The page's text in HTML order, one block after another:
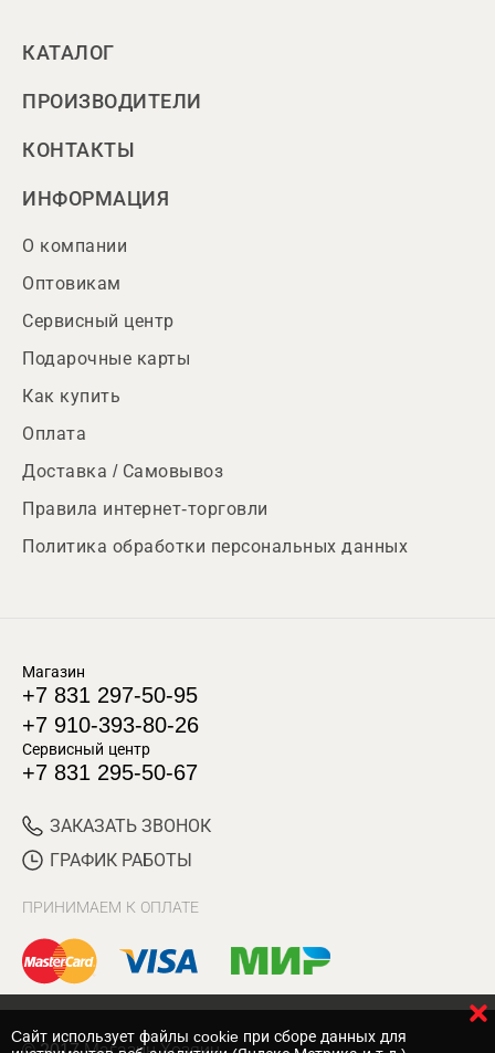
КАТАЛОГ
ПРОИЗВОДИТЕЛИ
КОНТАКТЫ
ИНФОРМАЦИЯ
О компании
Оптовикам
Сервисный центр
Подарочные карты
Как купить
Оплата
Доставка / Самовывоз
Правила интернет-торговли
Политика обработки персональных данных
Магазин
+7 831 297-50-95
+7 910-393-80-26
Сервисный центр
+7 831 295-50-67
ЗАКАЗАТЬ ЗВОНОК
ГРАФИК РАБОТЫ
ПРИНИМАЕМ К ОПЛАТЕ
Cайт использует файлы cookie при сборе данных для